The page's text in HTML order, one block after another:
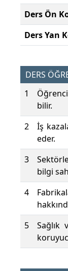
Ders Ön
Ders Yan
DERS
1
bilir.
2
İş
eder.
3
bilgi
4
5
Sağlık